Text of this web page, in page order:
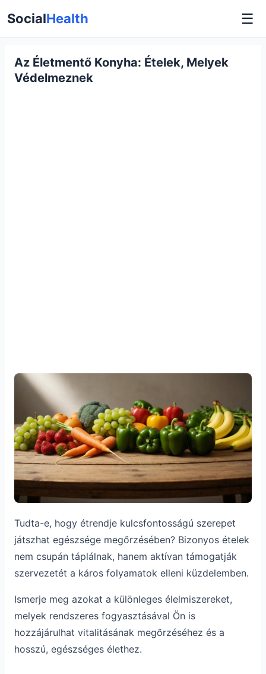
SocialHealth ☰
Az Életmentő Konyha: Ételek, Melyek
Védelmeznek
Tudta-e, hogy étrendje kulcsfontosságú szerepet
játszhat egészsége megőrzésében? Bizonyos ételek
nem csupán táplálnak, hanem aktívan támogatják
szervezetét a káros folyamatok elleni küzdelemben.
Ismerje meg azokat a különleges élelmiszereket,
melyek rendszeres fogyasztásával Ön is
hozzájárulhat vitalitásának megőrzéséhez és a
hosszú, egészséges élethez.